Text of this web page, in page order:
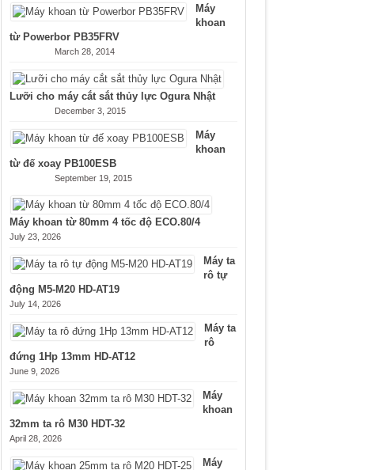
Máy
khoan
từ Powerbor PB35FRV
March 28, 2014
Lưỡi cho máy cắt sắt thủy lực Ogura Nhật
December 3, 2015
Máy
khoan
từ đế xoay PB100ESB
September 19, 2015
Máy khoan từ 80mm 4 tốc độ ECO.80/4
July 23, 2026
Máy ta
rô tự
động M5-M20 HD-AT19
July 14, 2026
Máy ta
rô
đứng 1Hp 13mm HD-AT12
June 9, 2026
Máy
khoan
32mm ta rô M30 HDT-32
April 28, 2026
Máy